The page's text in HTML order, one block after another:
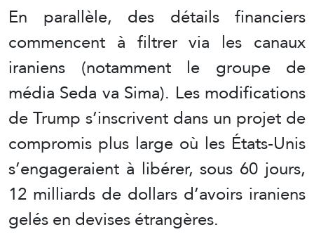
En parallèle, des détails financiers
commencent à filtrer via les canaux
iraniens (notamment le groupe de
média Seda va Sima). Les modifications
de Trump s’inscrivent dans un projet de
compromis plus large où les États-Unis
s’engageraient à libérer, sous 60 jours,
12 milliards de dollars d’avoirs iraniens
gelés en devises étrangères.